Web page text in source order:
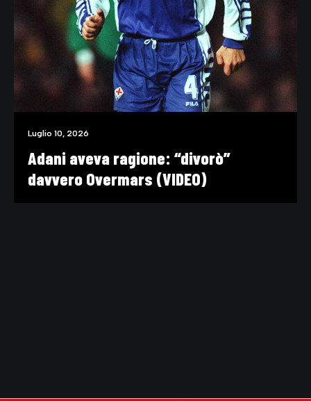
Luglio 10, 2026
Adani aveva ragione: “divorò”
davvero Overmars (VIDEO)